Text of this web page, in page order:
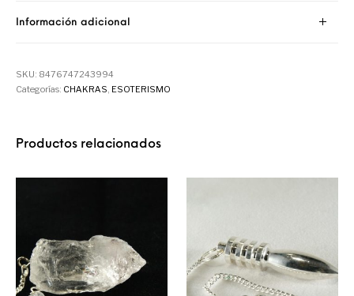
Información adicional
SKU: 8476747243994
Categorías: CHAKRAS, ESOTERISMO
Productos relacionados